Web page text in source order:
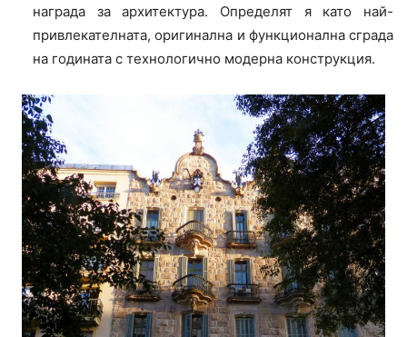
награда за архитектура. Определят я като най-
привлекателната, оригинална и функционална сграда
на годината с технологично модерна конструкция.